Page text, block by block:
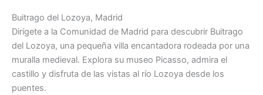
Buitrago del Lozoya, Madrid
Dirígete a la Comunidad de Madrid para descubrir Buitrago
del Lozoya, una pequeña villa encantadora rodeada por una
muralla medieval. Explora su museo Picasso, admira el
castillo y disfruta de las vistas al río Lozoya desde los
puentes.